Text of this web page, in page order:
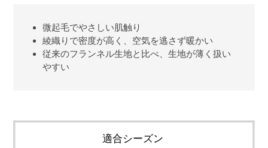
微起毛でやさしい肌触り
綾織りで密度が高く、空気を逃さず暖かい
従来のフランネル生地と比べ、生地が薄く扱い
やすい